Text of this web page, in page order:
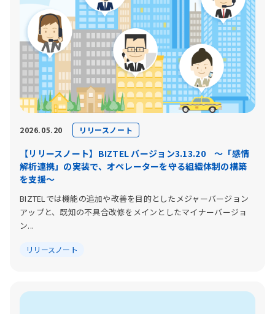
2026.05.20 リリースノート
【リリースノート】BIZTEL バージョン3.13.20 〜「感情
解析連携」の実装で、オペレーターを守る組織体制の構築
を支援〜
BIZTELでは機能の追加や改善を目的としたメジャーバージョン
アップと、既知の不具合改修をメインとしたマイナーバージョ
ン...
リリースノート